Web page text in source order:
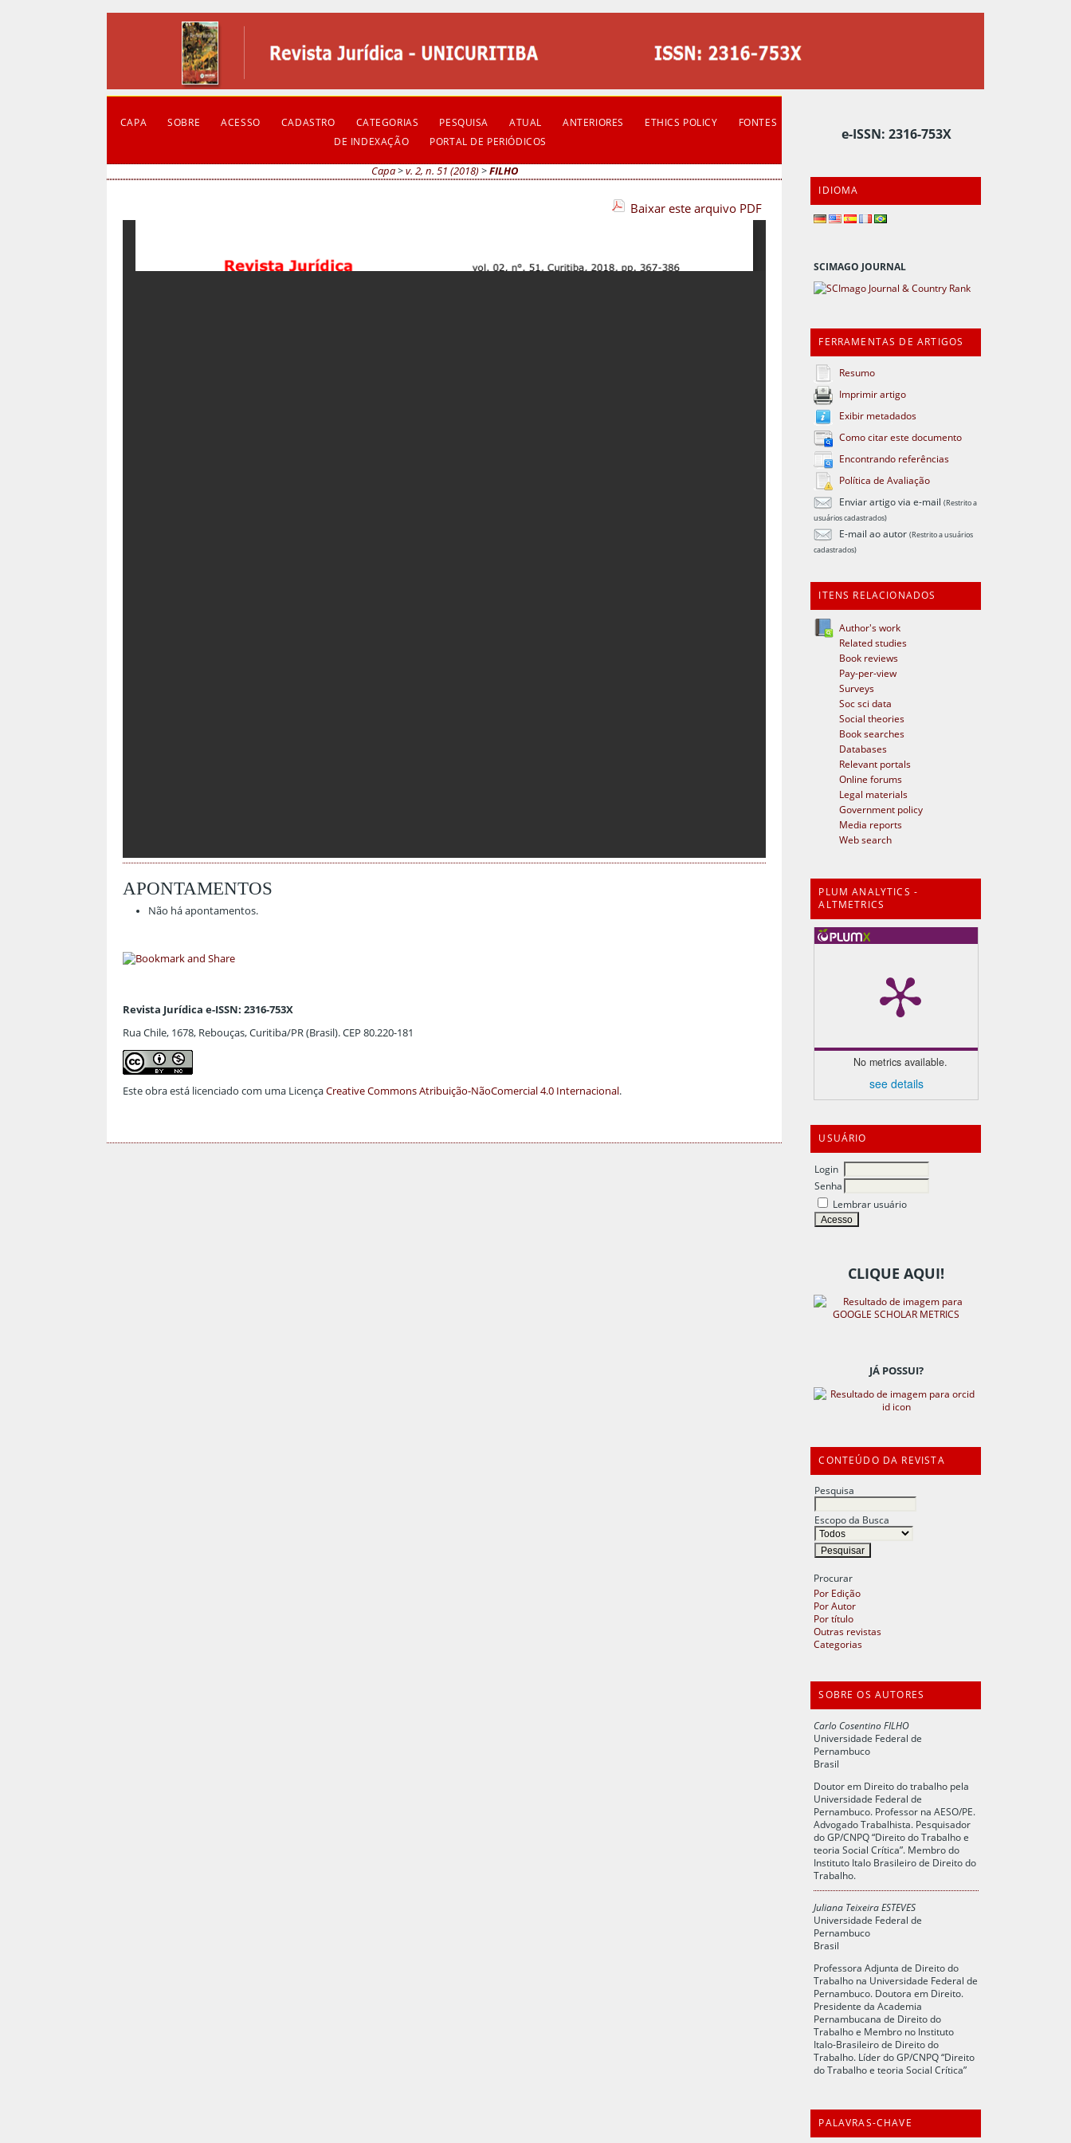
e-ISSN: 2316-753X
IDIOMA
SCIMAGO JOURNAL
FERRAMENTAS DE ARTIGOS
Resumo
Imprimir artigo
Exibir metadados
Como citar este documento
Encontrando referências
Política de Avaliação
Enviar artigo via e-mail(Restrito a
usuários cadastrados)
E-mail ao autor(Restrito a usuários
cadastrados)
ITENS RELACIONADOS
Author's work
Related studies
Book reviews
Pay-per-view
Surveys
Soc sci data
Social theories
Book searches
Databases
Relevant portals
Online forums
Legal materials
Government policy
Media reports
Web search
PLUM ANALYTICS -
ALTMETRICS
No metrics available.
see details
USUÁRIO
Login
Senha
Lembrar usuário
CLIQUE AQUI!
JÁ POSSUI?
CONTEÚDO DA REVISTA
Pesquisa
Escopo da Busca
Procurar
Por Edição
Por Autor
Por título
Outras revistas
Categorias
SOBRE OS AUTORES
Carlo Cosentino FILHO
Universidade Federal de
Pernambuco
Brasil
Doutor em Direito do trabalho pela
Universidade Federal de
Pernambuco. Professor na AESO/PE.
Advogado Trabalhista. Pesquisador
do GP/CNPQ “Direito do Trabalho e
teoria Social Crítica”. Membro do
Instituto Italo Brasileiro de Direito do
Trabalho.
Juliana Teixeira ESTEVES
Universidade Federal de
Pernambuco
Brasil
Professora Adjunta de Direito do
Trabalho na Universidade Federal de
Pernambuco. Doutora em Direito.
Presidente da Academia
Pernambucana de Direito do
Trabalho e Membro no Instituto
Italo-Brasileiro de Direito do
Trabalho. Líder do GP/CNPQ “Direito
do Trabalho e teoria Social Crítica”
PALAVRAS-CHAVE
CAPA SOBRE ACESSO CADASTRO CATEGORIAS PESQUISA ATUAL ANTERIORES ETHICS POLICY
FONTES
DE INDEXAÇÃO
PORTAL DE PERIÓDICOS
Capa>v. 2, n. 51 (2018)>FILHO
Baixar este arquivo PDF
APONTAMENTOS
Não há apontamentos.
Revista Jurídica e-ISSN: 2316-753X
Rua Chile, 1678, Rebouças, Curitiba/PR (Brasil). CEP 80.220-181
Este obra está licenciado com uma LicençaCreative Commons Atribuição-NãoComercial 4.0 Internacional.